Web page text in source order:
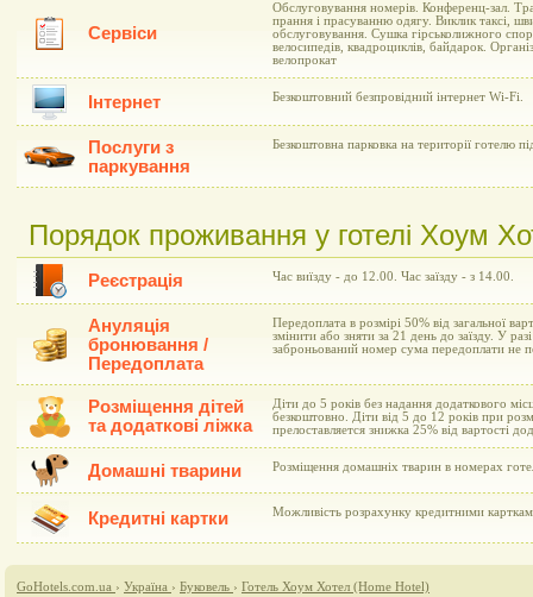
Сервіси
Обслуговування номерів. Конференц-зал.
прання і прасуванню одягу. Виклик таксі,
обслуговування. Сушка гірськолижного
велосипедів, квадроциклів, байдарок.
велопрокат
Інтернет Безкоштовний безпровідний інтернет Wi-Fi.
Послуги з
паркування
Безкоштовна парковка на території готелю
Порядок проживання у готелі Хоум
Реєстрація Час виїзду - до 12.00. Час заїзду - з 14.00.
Ануляція
бронювання /
Передоплата
Передоплата в розмірі 50% від загальної
змінити або зняти за 21 день до заїзду. У
заброньований номер сума передоплати не
Розміщення дітей
та додаткові ліжка
Діти до 5 років без надання додаткового
безкоштовно. Діти від 5 до 12 років при
прелоставляется знижка 25% від вартості
Домашні тварини Розміщення домашніх тварин в номерах
Кредитні картки Можливість розрахунку кредитними
GoHotels.com.ua › Україна › Буковель › Готель Хоум Хотел (Home Hotel)